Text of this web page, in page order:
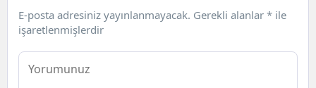
E-posta adresiniz yayınlanmayacak. Gerekli alanlar * ile
işaretlenmişlerdir